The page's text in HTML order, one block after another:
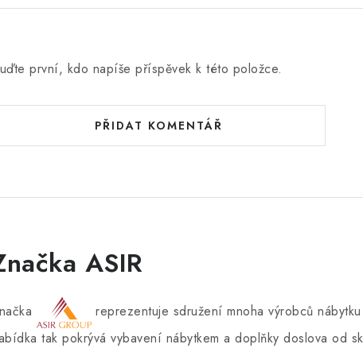
první, kdo napíše příspěvek k této položce.
PŘIDAT KOMENTÁŘ
ASIR
reprezentuje sdružení mnoha výrobců
tak pokrývá vybavení nábytkem a doplňky doslova od